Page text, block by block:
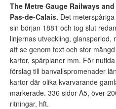
The Metre Gauge Railways
Pas-de-Calais. Det
sin början 1881 och tog slut
linjernas utveckling, glansperiod,
att se genom text och stor
kartor, spårplaner mm. För
förslag till banvallspromenader
kartor där olika kvarvarande
markerade. 336 sidor A5, över
ritningar, hft.